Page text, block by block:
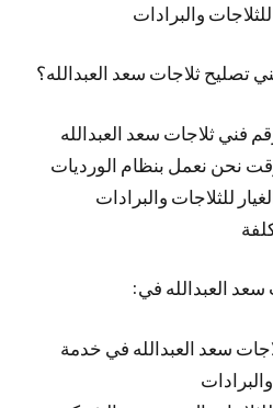
والبرادات
تصليح ثلاجات سعد العبدالله؟
فني ثلاجات سعد العبدالله
نحن نعمل بنظام الورديات
للثلاجات والبرادات
سعد العبدالله في:
سعد العبدالله في خدمة